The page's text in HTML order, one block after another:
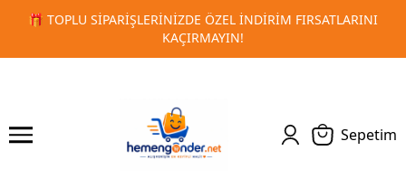
🚀 KURUMSAL PROMOSYON VE MATBAA
TESLIMAT!
1 2
Sepetim